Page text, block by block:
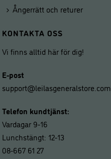
Ångerrätt och returer
KONTAKTA OSS
Vi finns alltid här för dig!
E-post
support@leilasgeneralstore.com
Telefon kundtjänst:
Vardagar 9-16
Lunchstängt: 12-13
08-667 61 27